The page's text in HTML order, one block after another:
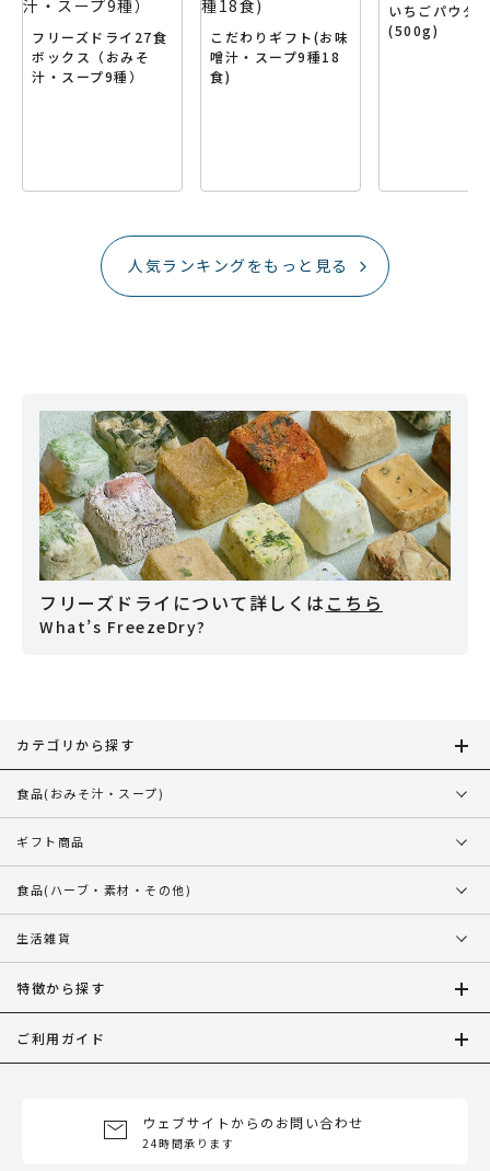
フリーズドライ27食
ボックス（おみそ
汁・スープ9種）
こだわりギフト(お味
噌汁・スープ9種18
食)
いちごパウダ
(500g)
人気ランキングをもっと見る
フリーズドライについて詳しくは こちら
What’s FreezeDry?
カテゴリから探す
食品(おみそ汁・スープ)
ギフト商品
食品(ハーブ・素材・その他)
生活雑貨
特徴から探す
ご利用ガイド
ウェブサイトからのお問い合わせ
24時間承ります